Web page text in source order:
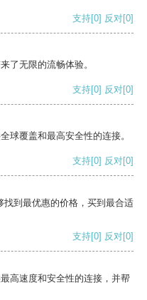
支持[0] 反对[0]
了无限的流畅体验。
支持[0] 反对[0]
球覆盖和最高安全性的连接。
支持[0] 反对[0]
到最优惠的价格，买到最合适
支持[0] 反对[0]
高速度和安全性的连接，并帮